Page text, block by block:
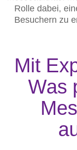
Rolle dabei,
Besuchern zu
Mit
Was